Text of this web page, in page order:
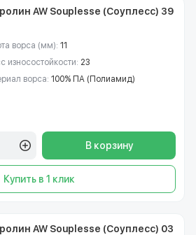
AW Souplesse (Соуплесс) 39
ворса (мм): 11
износостойкости: 23
ворса: 100% ПА (Полиамид)
В корзину
Купить в 1 клик
AW Souplesse (Соуплесс) 03